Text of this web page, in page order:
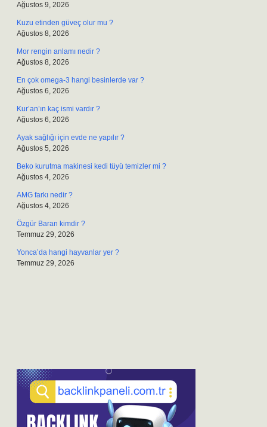
Ağustos 9, 2026
Kuzu etinden güveç olur mu ?
Ağustos 8, 2026
Mor rengin anlamı nedir ?
Ağustos 8, 2026
En çok omega-3 hangi besinlerde var ?
Ağustos 6, 2026
Kur’an’ın kaç ismi vardır ?
Ağustos 6, 2026
Ayak sağlığı için evde ne yapılır ?
Ağustos 5, 2026
Beko kurutma makinesi kedi tüyü temizler mi ?
Ağustos 4, 2026
AMG farkı nedir ?
Ağustos 4, 2026
Özgür Baran kimdir ?
Temmuz 29, 2026
Yonca’da hangi hayvanlar yer ?
Temmuz 29, 2026